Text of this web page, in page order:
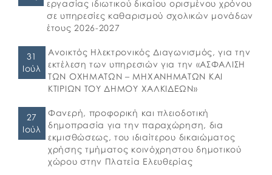
εργασίας ιδιωτικού δικαίου ορισμένου χρόνου
σε υπηρεσίες καθαρισμού σχολικών μονάδων
έτους 2026-2027
31
Ιούλ
Ανοικτός Ηλεκτρονικός Διαγωνισμός, για την
εκτέλεση των υπηρεσιών για την «ΑΣΦΑΛΙΣΗ
ΤΩΝ ΟΧΗΜΑΤΩΝ – ΜΗΧΑΝΗΜΑΤΩΝ ΚΑΙ
ΚΤΙΡΙΩΝ ΤΟΥ ΔΗΜΟΥ ΧΑΛΚΙΔΕΩΝ»
27
Ιούλ
Φανερή, προφορική και πλειοδοτική
δημοπρασία για την παραχώρηση, δια
εκμισθώσεως, του ιδιαίτερου δικαιώματος
χρήσης τμήματος κοινόχρηστου δημοτικού
χώρου στην Πλατεία Ελευθερίας